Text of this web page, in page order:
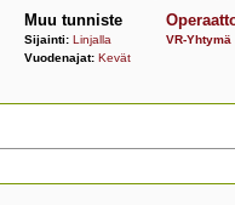
Muu tunniste
Sijainti: Linjalla
Vuodenajat: Kevät
VR-Yhtymä